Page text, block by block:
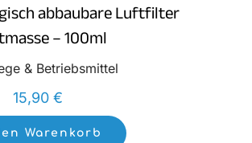
abbaubare Luftfilter
– 100ml
& Betriebsmittel
15,90 €
Warenkorb